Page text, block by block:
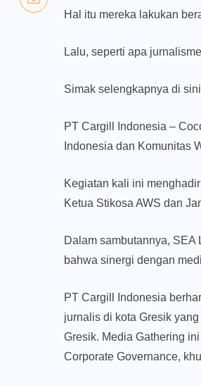
Hal itu mereka lakukan
Lalu, seperti apa
Simak selengkapnya di
PT Cargill Indonesia –
Indonesia dan Komunitas
Kegiatan kali ini
Ketua Stikosa AWS dan
Dalam sambutannya,
bahwa sinergi dengan
PT Cargill Indonesia
jurnalis di kota Gresik
Gresik. Media Gathering
Corporate Governance,